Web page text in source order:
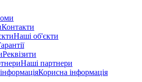
Контакти
Наші об'єкти
Реквізити
Наші партнери
Корисна інформація